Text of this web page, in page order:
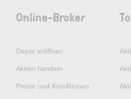
Online-Broker
Depot eröffnen
Aktien handeln
Preise und Konditionen